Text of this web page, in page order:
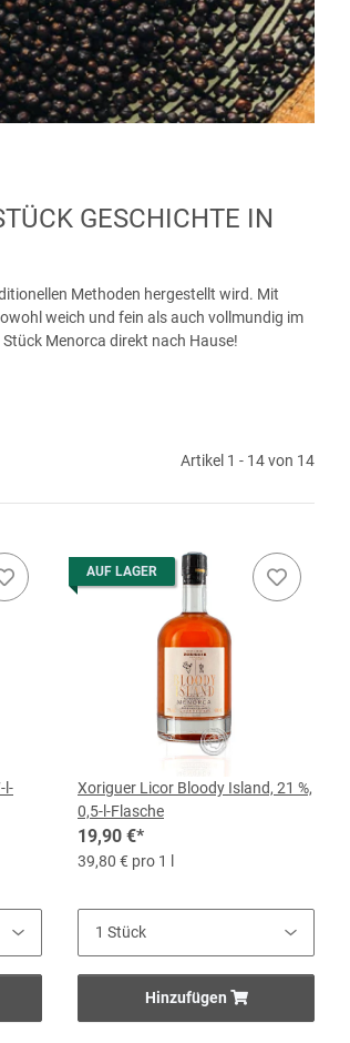
GESCHICHTE IN
Methoden hergestellt wird. Mit
weich und fein als auch vollmundig im
Menorca direkt nach Hause!
Artikel 1 - 14 von 14
l-
AUF LAGER
Xoriguer Licor Bloody Island, 21 %,
0,5-l-Flasche
19,90 €*
39,80 € pro 1 l
Hinzufügen